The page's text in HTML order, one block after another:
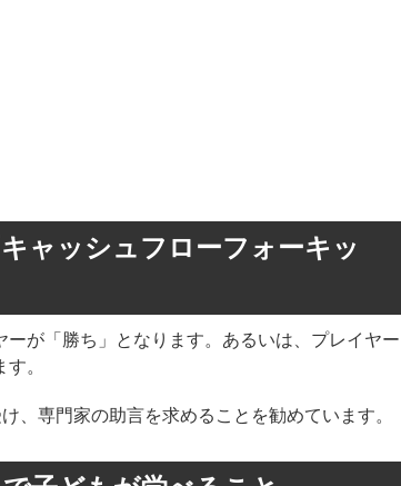
ャッシュフローフォーキッ
が「勝ち」となります。あるいは、プレイヤー
。
、専門家の助言を求めることを勧めています。